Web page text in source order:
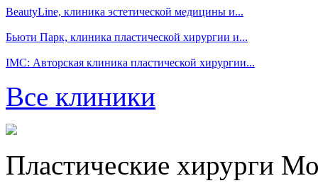
BeautyLine, клиника эстетической медицины и...
Бьюти Парк, клиника пластической хирургии и...
IMC: Авторская клиника пластической хирургии...
Все клиники
Пластические хирурги